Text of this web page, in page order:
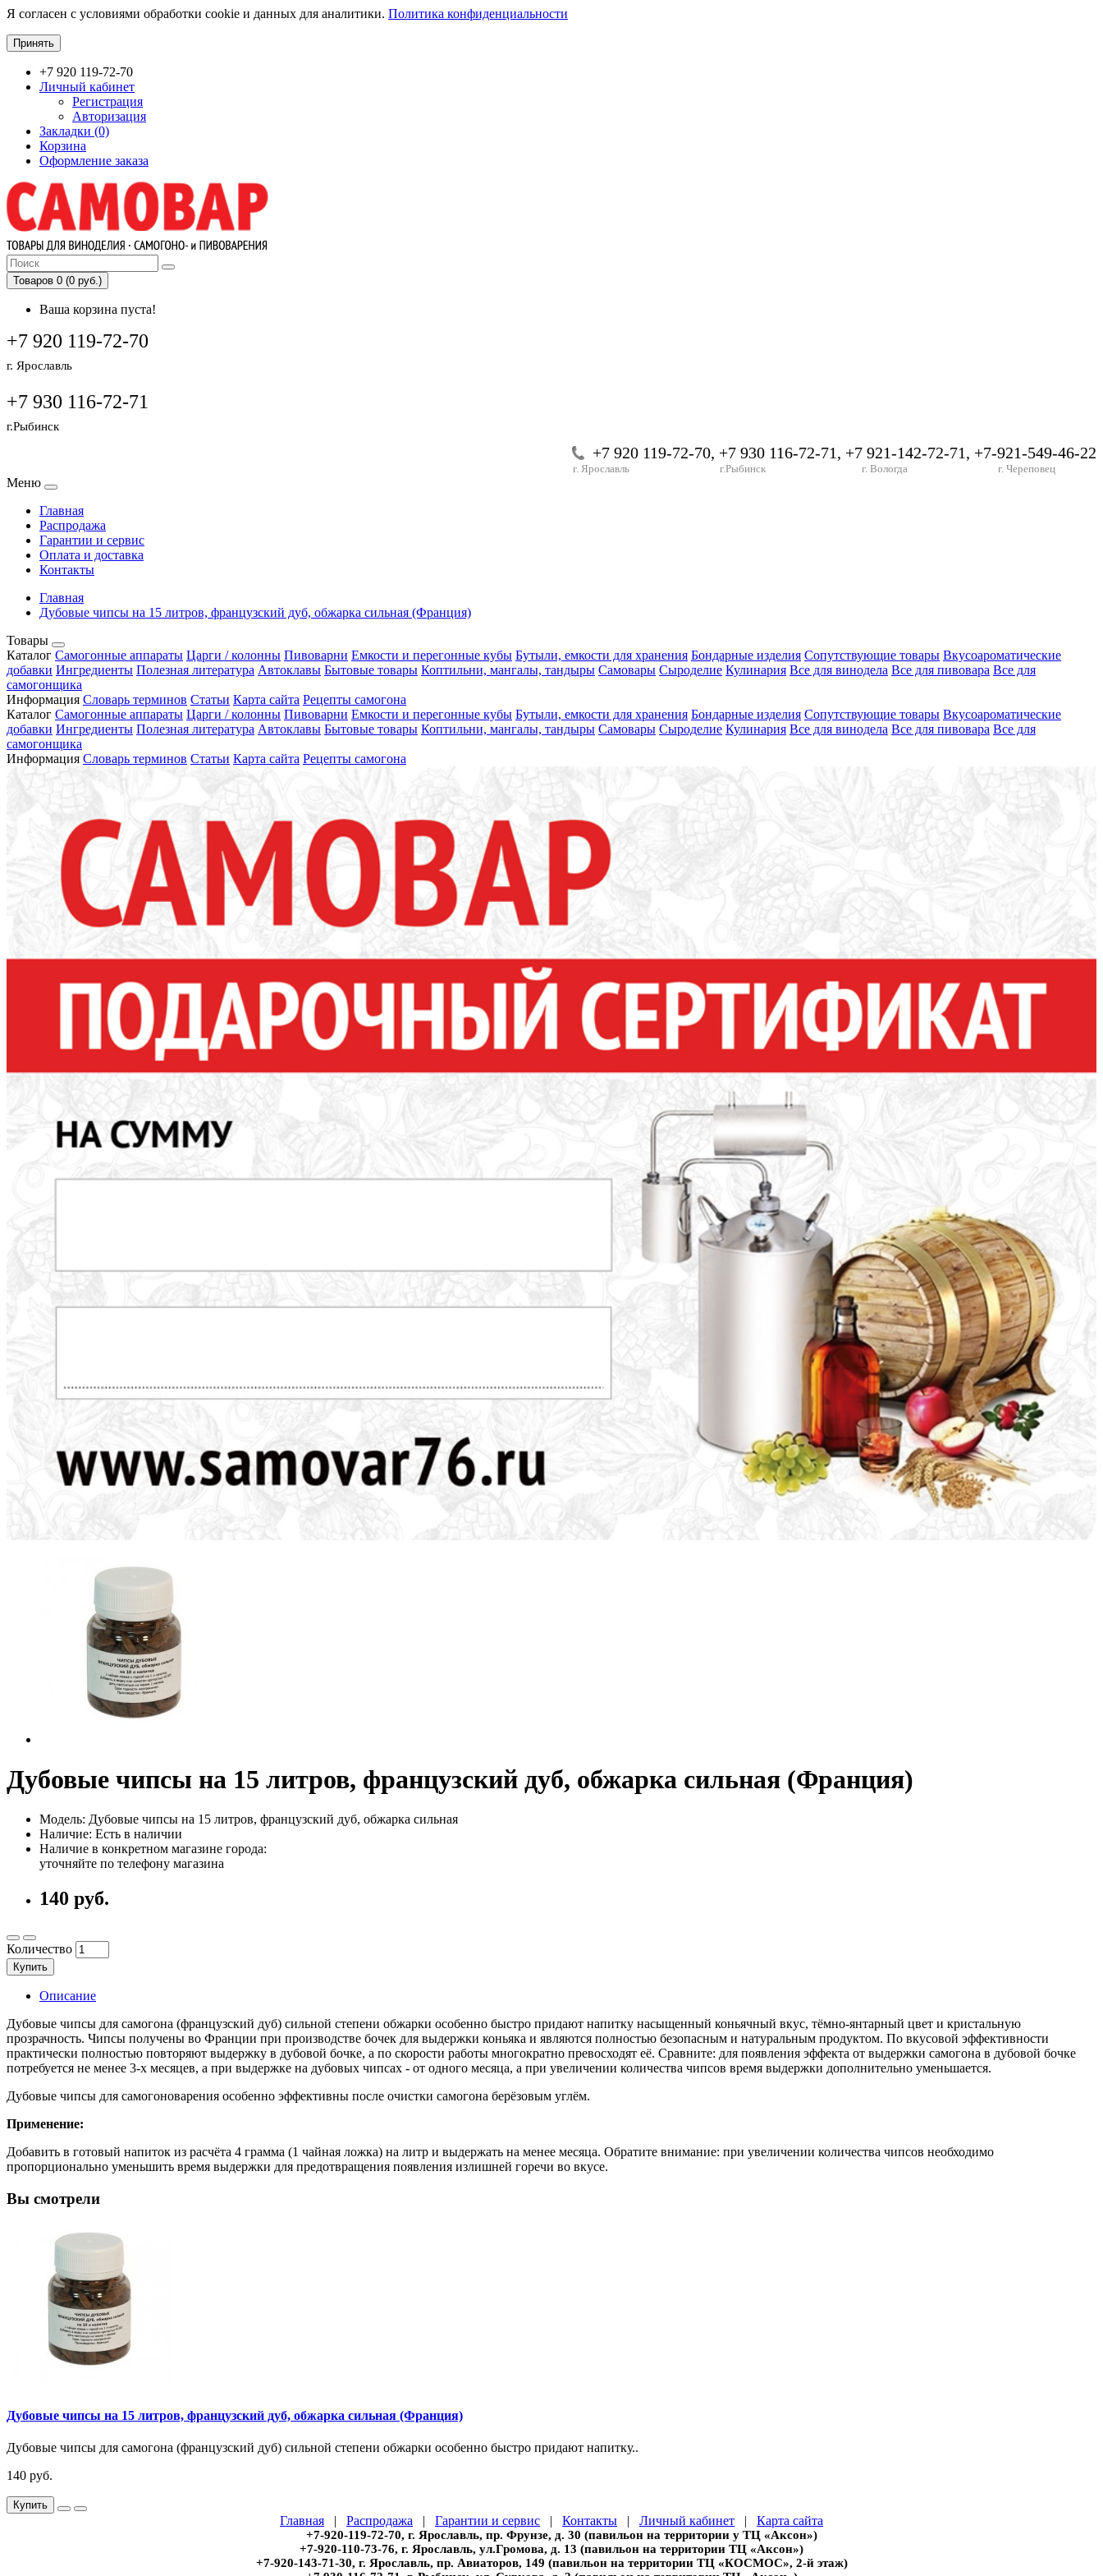
Я согласен с условиями обработки cookie и данных для аналитики. Политика конфиденциальности
Принять
+7 920 119-72-70
Личный кабинет
Регистрация
Авторизация
Закладки (0)
Корзина
Оформление заказа
Товаров 0 (0 руб.)
Ваша корзина пуста!
+7 920 119-72-70
г. Ярославль
+7 930 116-72-71
г.Рыбинск
+7 920 119-72-70, +7 930 116-72-71, +7 921-142-72-71, +7-921-549-46-22
г. Ярославль г.Рыбинск г. Вологда г. Череповец
Меню
Главная
Распродажа
Гарантии и сервис
Оплата и доставка
Контакты
Главная
Дубовые чипсы на 15 литров, французский дуб, обжарка сильная (Франция)
Товары
Каталог Самогонные аппараты Царги / колонны Пивоварни Емкости и перегонные кубы Бутыли, емкости для хранения Бондарные изделия Сопутствующие товары Вкусоароматические
добавки Ингредиенты Полезная литература Автоклавы Бытовые товары Коптильни, мангалы, тандыры Самовары Сыроделие Кулинария Все для винодела Все для пивовара Все для
самогонщика
Информация Словарь терминов Статьи Карта сайта Рецепты самогона
Каталог Самогонные аппараты Царги / колонны Пивоварни Емкости и перегонные кубы Бутыли, емкости для хранения Бондарные изделия Сопутствующие товары Вкусоароматические
добавки Ингредиенты Полезная литература Автоклавы Бытовые товары Коптильни, мангалы, тандыры Самовары Сыроделие Кулинария Все для винодела Все для пивовара Все для
самогонщика
Информация Словарь терминов Статьи Карта сайта Рецепты самогона
Дубовые чипсы на 15 литров, французский дуб, обжарка сильная (Франция)
Модель: Дубовые чипсы на 15 литров, французский дуб, обжарка сильная
Наличие: Есть в наличии
Наличие в конкретном магазине города:
уточняйте по телефону магазина
140 руб.
Количество
Купить
Описание
Дубовые чипсы для самогона (французский дуб) сильной степени обжарки особенно быстро придают напитку насыщенный коньячный вкус, тёмно-янтарный цвет и кристальную
прозрачность. Чипсы получены во Франции при производстве бочек для выдержки коньяка и являются полностью безопасным и натуральным продуктом. По вкусовой эффективности
практически полностью повторяют выдержку в дубовой бочке, а по скорости работы многократно превосходят её. Сравните: для появления эффекта от выдержки самогона в дубовой бочке
потребуется не менее 3-х месяцев, а при выдержке на дубовых чипсах - от одного месяца, а при увеличении количества чипсов время выдержки дополнительно уменьшается.
Дубовые чипсы для самогоноварения особенно эффективны после очистки самогона берёзовым углём.
Применение:
Добавить в готовый напиток из расчёта 4 грамма (1 чайная ложка) на литр и выдержать на менее месяца. Обратите внимание: при увеличении количества чипсов необходимо
пропорционально уменьшить время выдержки для предотвращения появления излишней горечи во вкусе.
Вы смотрели
Дубовые чипсы на 15 литров, французский дуб, обжарка сильная (Франция)
Дубовые чипсы для самогона (французский дуб) сильной степени обжарки особенно быстро придают напитку..
140 руб.
Купить
Главная | Распродажа | Гарантии и сервис | Контакты | Личный кабинет | Карта сайта
+7-920-119-72-70, г. Ярославль, пр. Фрунзе, д. 30 (павильон на территории у ТЦ «Аксон»)
+7-920-110-73-76, г. Ярославль, ул.Громова, д. 13 (павильон на территории ТЦ «Аксон»)
+7-920-143-71-30, г. Ярославль, пр. Авиаторов, 149 (павильон на территории ТЦ «КОСМОС», 2-й этаж)